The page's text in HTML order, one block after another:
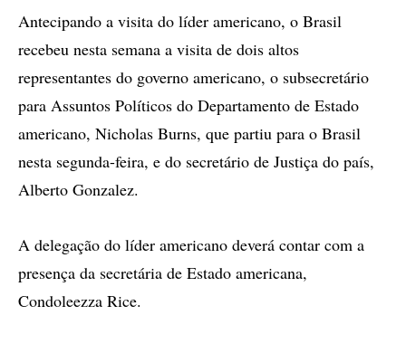
Antecipando a visita do líder americano, o Brasil
recebeu nesta semana a visita de dois altos
representantes do governo americano, o subsecretário
para Assuntos Políticos do Departamento de Estado
americano, Nicholas Burns, que partiu para o Brasil
nesta segunda-feira, e do secretário de Justiça do país,
Alberto Gonzalez.
A delegação do líder americano deverá contar com a
presença da secretária de Estado americana,
Condoleezza Rice.